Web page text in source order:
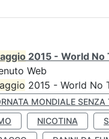
2015 - World No
Web
2015 - World No
MONDIALE SENZA
NICOTINA